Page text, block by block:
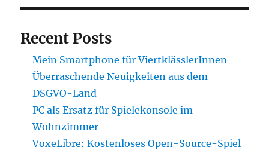
Recent Posts
Mein Smartphone für ViertklässlerInnen
Überraschende Neuigkeiten aus dem
DSGVO-Land
PC als Ersatz für Spielekonsole im
Wohnzimmer
VoxeLibre: Kostenloses Open-Source-Spiel